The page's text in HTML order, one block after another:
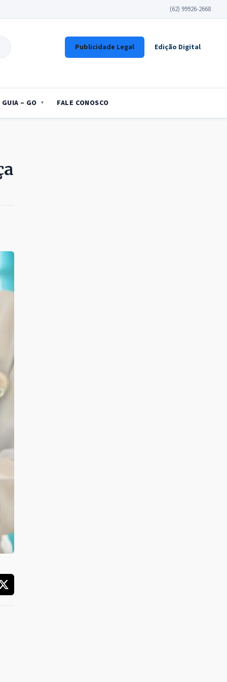
(62) 99926-2668
Publicidade Legal Edição Digital
GUIA – GO FALE CONOSCO